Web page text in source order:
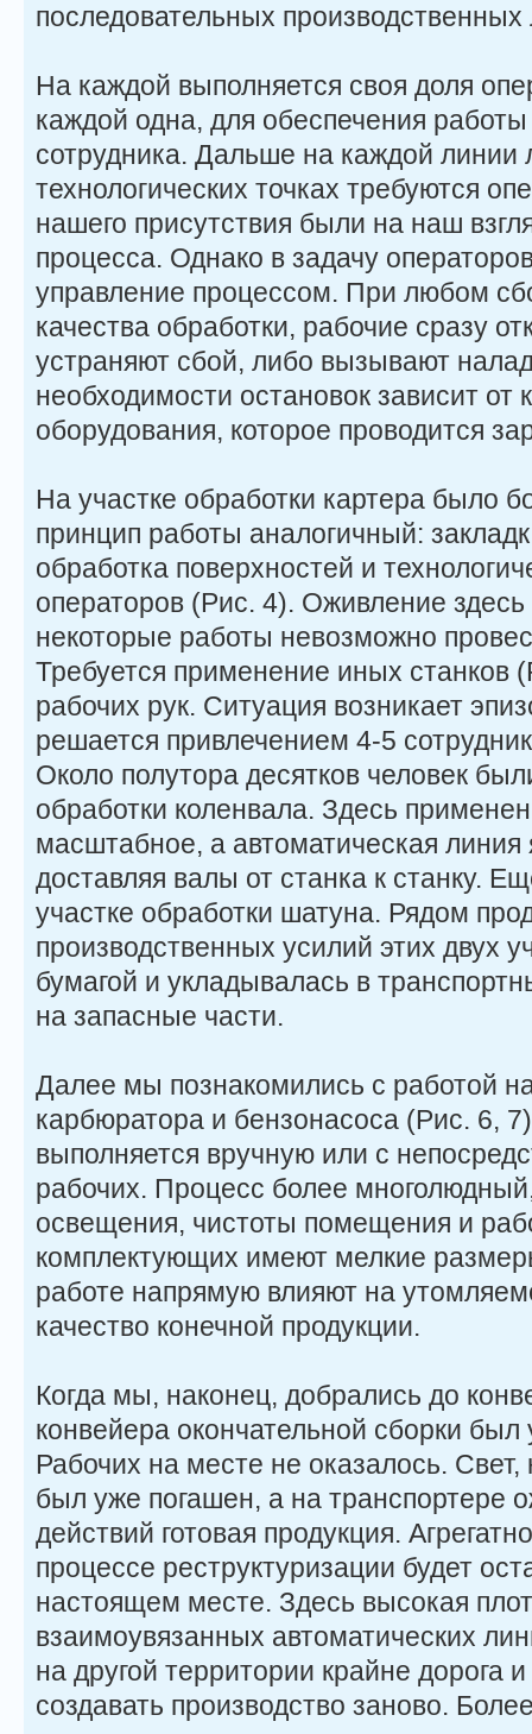
последовательных производственных
На каждой выполняется своя доля
каждой одна, для обеспечения работы
сотрудника. Дальше на каждой линии
технологических точках требуются
нашего присутствия были на наш
процесса. Однако в задачу
управление процессом. При любом
качества обработки, рабочие сразу
устраняют сбой, либо вызывают
необходимости остановок зависит от
оборудования, которое проводится
На участке обработки картера было
принцип работы аналогичный:
обработка поверхностей и
операторов (Рис. 4). Оживление
некоторые работы невозможно
Требуется применение иных станков
рабочих рук. Ситуация возникает
решается привлечением 4-5
Около полутора десятков человек
обработки коленвала. Здесь
масштабное, а автоматическая линия
доставляя валы от станка к станку.
участке обработки шатуна. Рядом
производственных усилий этих двух
бумагой и укладывалась в
на запасные части.
Далее мы познакомились с работой
карбюратора и бензонасоса (Рис. 6,
выполняется вручную или с
рабочих. Процесс более многолюдный,
освещения, чистоты помещения и
комплектующих имеют мелкие
работе напрямую влияют на
качество конечной продукции.
Когда мы, наконец, добрались до
конвейера окончательной сборки
Рабочих на месте не оказалось. Свет,
был уже погашен, а на транспортере
действий готовая продукция.
процессе реструктуризации будет
настоящем месте. Здесь высокая
взаимоувязанных автоматических
на другой территории крайне
создавать производство заново.